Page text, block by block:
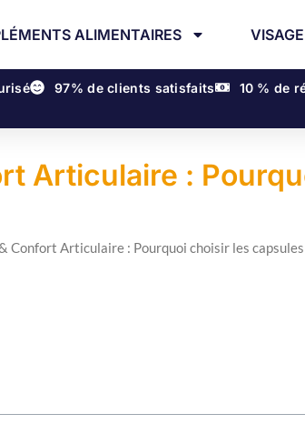
ALIMENTAIRES
97% de clients satisfaits 10 % de
Articulaire :
Confort Articulaire : Pourquoi choisir les capsules